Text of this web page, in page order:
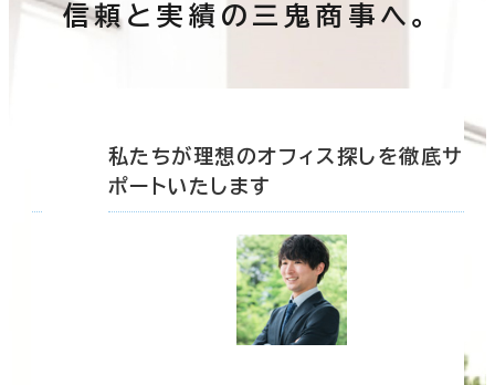
信頼と実績の三鬼商事へ。
私たちが理想のオフィス探しを徹底サ
ポートいたします